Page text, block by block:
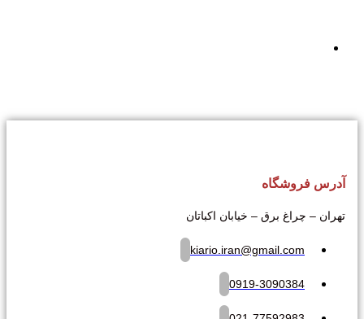
آدرس فروشگاه
تهران – چراغ برق – خیابان اکباتان
kiario.iran@gmail.com
0919-3090384